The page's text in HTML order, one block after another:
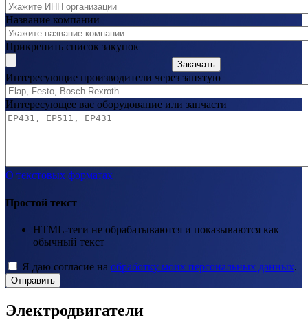
Название компании
Прикрепить список закупок
Закачать
Интересующие производители через запятую
Интересующее вас оборудование или запчасти
О текстовых форматах
Простой текст
HTML-теги не обрабатываются и показываются как
обычный текст
Я даю согласие на обработку моих персональных данных.
Отправить
Электродвигатели